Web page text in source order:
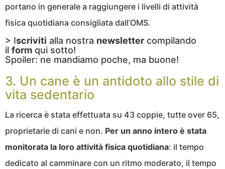
portano in generale a raggiungere i livelli di attività
fisica quotidiana consigliata dall’OMS.
> Iscriviti alla nostra newsletter compilando
il form qui sotto!
Spoiler: ne mandiamo poche, ma buone!
3. Un cane è un antidoto allo stile di
vita sedentario
La ricerca è stata effettuata su 43 coppie, tutte over 65,
proprietarie di cani e non. Per un anno intero è stata
monitorata la loro attività fisica quotidiana: il tempo
dedicato al camminare con un ritmo moderato, il tempo